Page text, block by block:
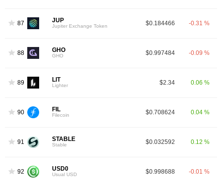
87 JUP
Jupiter Exchange Token $0.184466 -0.31 %
88 GHO
GHO $0.997484 -0.09 %
89 LIT
Lighter $2.34 0.06 %
90 FIL
Filecoin $0.708624 0.04 %
91 STABLE
Stable $0.032592 0.12 %
92 USD0
Usual USD $0.998688 -0.01 %